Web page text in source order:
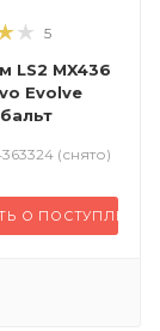
5
LS2 MX436
Evolve
(снято)
О ПОСТУПЛЕНИИ